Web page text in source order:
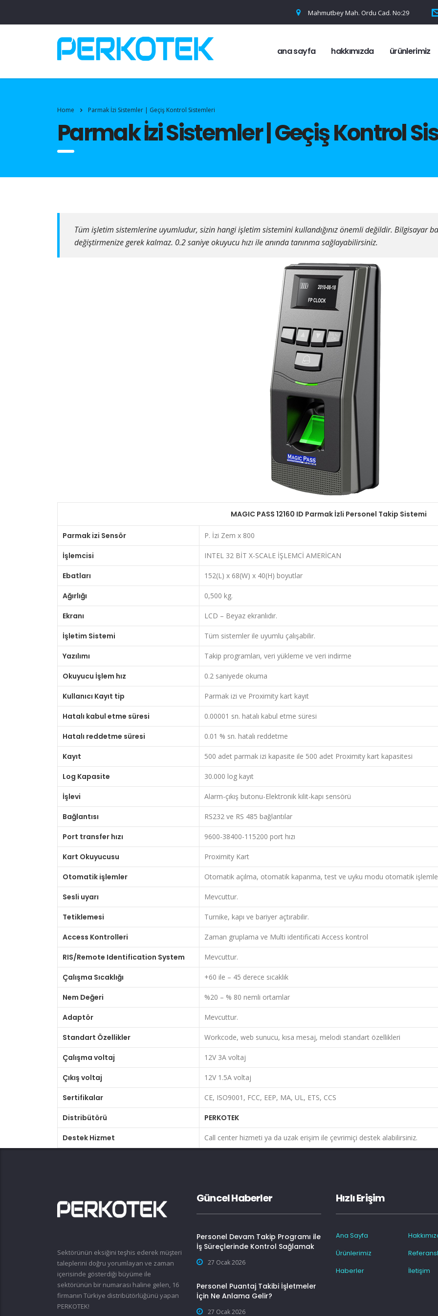
Mahmutbey Mah. Ordu Cad. No:29
ana sayfa hakkımızda ürünlerimiz
Home Parmak İzi Sistemler | Geçiş Kontrol Sistemleri
Parmak İzi Sistemler | Geçiş Kontrol
Tüm işletim sistemlerine uyumludur, sizin hangi işletim sistemini kullandığınız önemli değildir. Bilgisayar
değiştirmenize gerek kalmaz. 0.2 saniye okuyucu hızı ile anında tanınma sağlayabilirsiniz.
MAGIC PASS 12160 ID Parmak İzli Personel Takip Sistemi
Parmak izi Sensör P. İzi Zem x 800
İşlemcisi INTEL 32 BİT X-SCALE İŞLEMCİ AMERİCAN
Ebatları 152(L) x 68(W) x 40(H) boyutlar
Ağırlığı 0,500 kg.
Ekranı LCD – Beyaz ekranlıdır.
İşletim Sistemi Tüm sistemler ile uyumlu çalışabilir.
Yazılımı Takip programları, veri yükleme ve veri indirme
Okuyucu İşlem hız 0.2 saniyede okuma
Kullanıcı Kayıt tip Parmak izi ve Proximity kart kayıt
Hatalı kabul etme süresi 0.00001 sn. hatalı kabul etme süresi
Hatalı reddetme süresi 0.01 % sn. hatalı reddetme
Kayıt 500 adet parmak izi kapasite ile 500 adet Proximity kart kapasitesi
Log Kapasite 30.000 log kayıt
İşlevi Alarm-çıkış butonu-Elektronik kilit-kapı sensörü
Bağlantısı RS232 ve RS 485 bağlantılar
Port transfer hızı 9600-38400-115200 port hızı
Kart Okuyucusu Proximity Kart
Otomatik işlemler Otomatik açılma, otomatik kapanma, test ve uyku modu otomatik
Sesli uyarı Mevcuttur.
Tetiklemesi Turnike, kapı ve bariyer açtırabilir.
Access Kontrolleri Zaman gruplama ve Multi identificati Access kontrol
RIS/Remote Identification System Mevcuttur.
Çalışma Sıcaklığı +60 ile – 45 derece sıcaklık
Nem Değeri %20 – % 80 nemli ortamlar
Adaptör Mevcuttur.
Standart Özellikler Workcode, web sunucu, kısa mesaj, melodi standart özellikleri
Çalışma voltaj 12V 3A voltaj
Çıkış voltaj 12V 1.5A voltaj
Sertifikalar CE, ISO9001, FCC, EEP, MA, UL, ETS, CCS
Distribütörü PERKOTEK
Destek Hizmet Call center hizmeti ya da uzak erişim ile çevrimiçi destek alabilirsiniz.
Sektörünün eksiğini teşhis ederek müşteri
taleplerini doğru yorumlayan ve zaman
içerisinde gösterdiği büyüme ile
sektörünün bir numarası haline gelen, 16
firmanın Türkiye distribütörlüğünü yapan
PERKOTEK!
Güncel Haberler
Personel Devam Takip Programı ile
İş Süreçlerinde Kontrol Sağlamak
27 Ocak 2026
Personel Puantaj Takibi İşletmeler
İçin Ne Anlama Gelir?
27 Ocak 2026
Hızlı Erişim
Ana Sayfa
Ürünlerimiz
Haberler
İletişim